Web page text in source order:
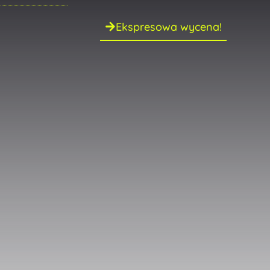
Ekspresowa wycena!